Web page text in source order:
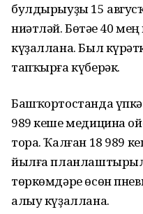
булдырыуҙы 15
ниәтләй. Бөтәһе 40
күҙаллана. Был
тапҡырға күберәк.
Башҡортостанда
989 кеше медицина
тора. Ҡалған 18 989
йылға
төркөмдәре өсөн
алыу күҙаллана.